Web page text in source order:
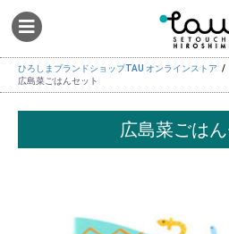
ひろしまブランドショップTAU オンラインストア
広島菜ごはんセット
広島菜ごは